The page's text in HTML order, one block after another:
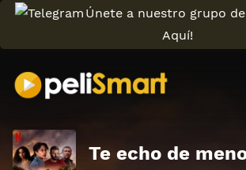
Únete a nuestro grupo de
Aquí!
Te echo de